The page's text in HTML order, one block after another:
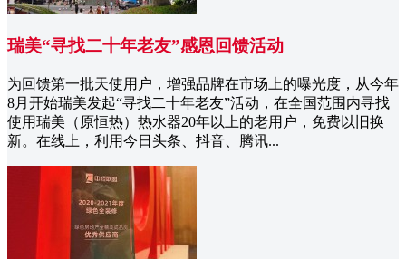
瑞美“寻找二十年老友”感恩回馈活动
为回馈第一批天使用户，增强品牌在市场上的曝光度，从今年
8月开始瑞美发起“寻找二十年老友”活动，在全国范围内寻找
使用瑞美（原恒热）热水器20年以上的老用户，免费以旧换
新。在线上，利用今日头条、抖音、腾讯...